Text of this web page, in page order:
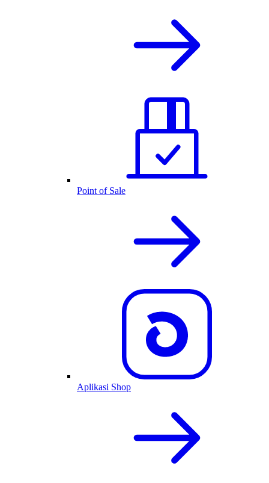
Point of Sale
Aplikasi Shop